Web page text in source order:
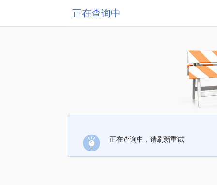
正在查询中
正在查询中，请刷新重试